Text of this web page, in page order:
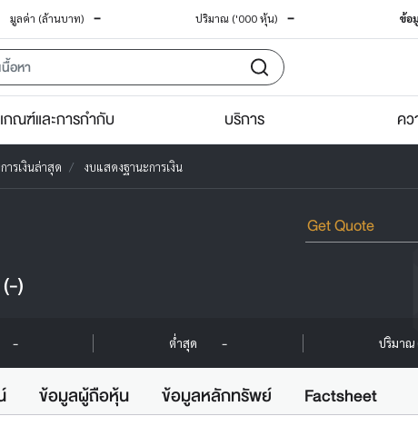
มูลค่า (ล้านบาท) - ปริมาณ ('000 หุ้น) - ข้อ
กณฑ์และการกำกับ บริการ ค
ารเงินล่าสุด งบแสดงฐานะการเงิน
(-)
- ต่ำสุด - ปริมาณ
ข้อมูลผู้ถือหุ้น ข้อมูลหลักทรัพย์ Factsheet